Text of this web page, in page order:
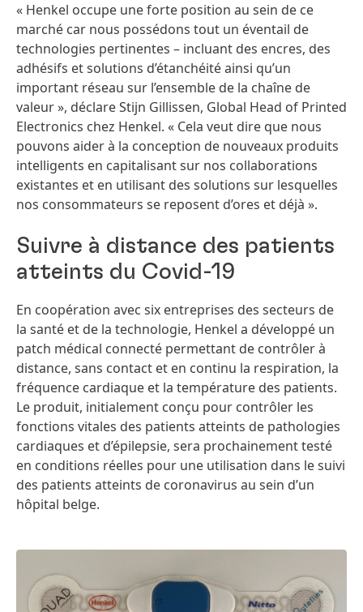
« Henkel occupe une forte position au sein de ce
marché car nous possédons tout un éventail de
technologies pertinentes – incluant des encres, des
adhésifs et solutions d’étanchéité ainsi qu’un
important réseau sur l’ensemble de la chaîne de
valeur », déclare Stijn Gillissen, Global Head of Printed
Electronics chez Henkel. « Cela veut dire que nous
pouvons aider à la conception de nouveaux produits
intelligents en capitalisant sur nos collaborations
existantes et en utilisant des solutions sur lesquelles
nos consommateurs se reposent d’ores et déjà ».
Suivre à distance des patients
atteints du Covid-19
En coopération avec six entreprises des secteurs de
la santé et de la technologie, Henkel a développé un
patch médical connecté permettant de contrôler à
distance, sans contact et en continu la respiration, la
fréquence cardiaque et la température des patients.
Le produit, initialement conçu pour contrôler les
fonctions vitales des patients atteints de pathologies
cardiaques et d’épilepsie, sera prochainement testé
en conditions réelles pour une utilisation dans le suivi
des patients atteints de coronavirus au sein d’un
hôpital belge.